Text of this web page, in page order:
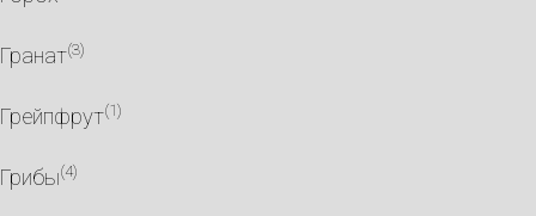
Гранат(3)
Грейпфрут(1)
Грибы(4)